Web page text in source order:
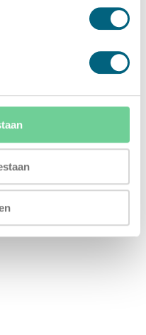
of op etage met